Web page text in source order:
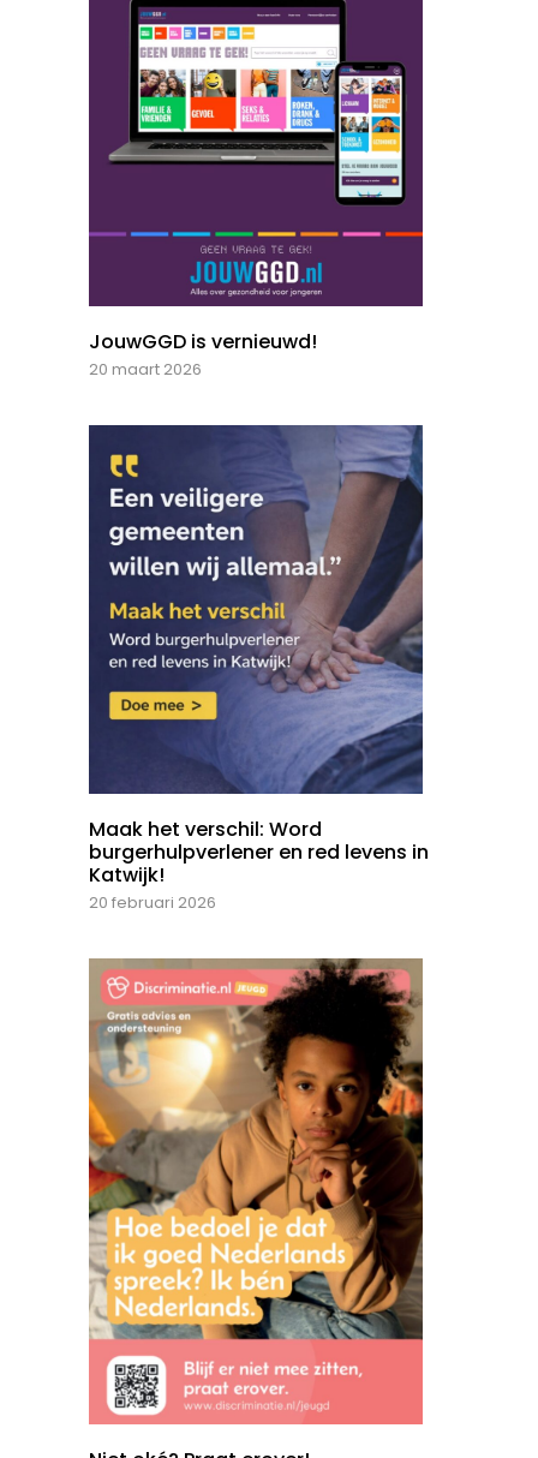
JouwGGD is vernieuwd!
20 maart 2026
Maak het verschil: Word
burgerhulpverlener en red levens in
Katwijk!
20 februari 2026